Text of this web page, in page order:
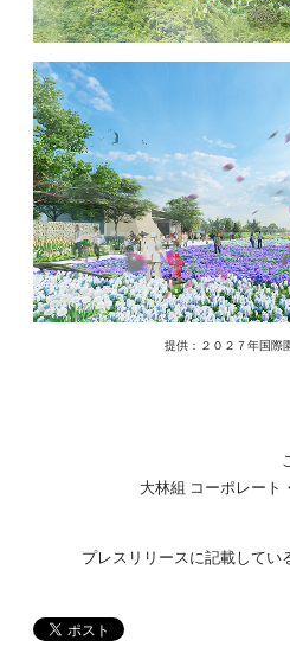
提供：２０２７年国際
大林組 コーポレート
プレスリリースに記載してい